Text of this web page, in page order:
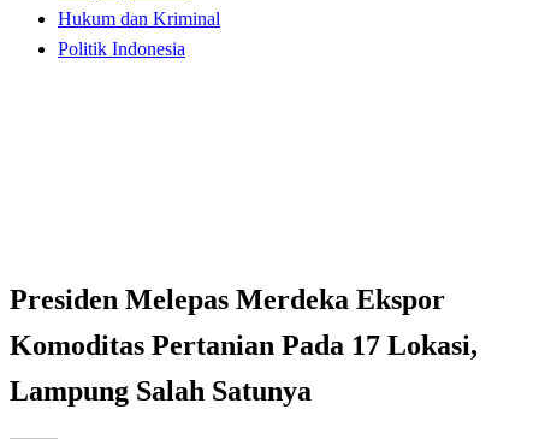
Hukum dan Kriminal
Politik Indonesia
Presiden Melepas Merdeka Ekspor
Komoditas Pertanian Pada 17 Lokasi,
Lampung Salah Satunya